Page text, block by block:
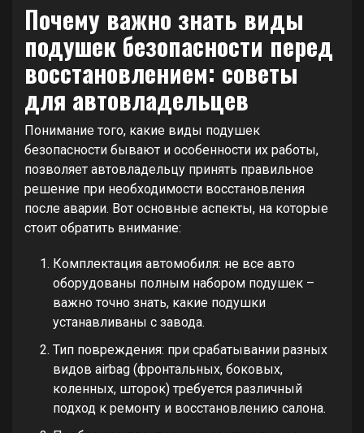
Почему важно знать виды
подушек безопасности перед
восстановлением: советы
для автовладельцев
Понимание того, какие виды подушек
безопасности бывают и особенности их работы,
позволяет автовладельцу принять правильное
решение при необходимости восстановления
после аварии. Вот основные аспекты, на которые
стоит обратить внимание:
Комплектация автомобиля: не все авто
оборудованы полным набором подушек –
важно точно знать, какие подушки
устанавливаны с завода.
Тип повреждения: при срабатывании разных
видов airbag (фронтальных, боковых,
коленных, шторок) требуется различный
подход к ремонту и восстановлению салона.